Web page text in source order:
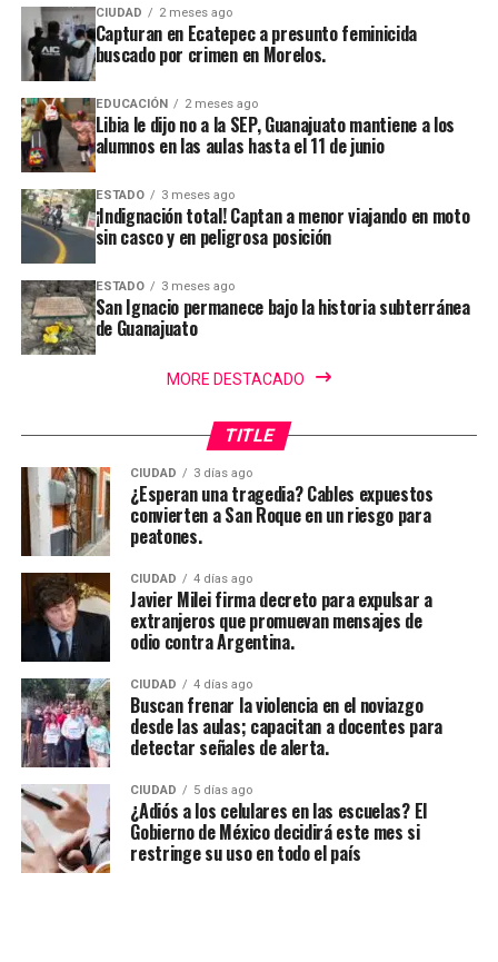
CIUDAD 2 meses ago
Capturan en Ecatepec a presunto feminicida
buscado por crimen en Morelos.
EDUCACIÓN 2 meses ago
Libia le dijo no a la SEP, Guanajuato mantiene a los
alumnos en las aulas hasta el 11 de junio
ESTADO 3 meses ago
¡Indignación total! Captan a menor viajando en moto
sin casco y en peligrosa posición
ESTADO 3 meses ago
San Ignacio permanece bajo la historia subterránea
de Guanajuato
MORE DESTACADO
TITLE
CIUDAD 3 días ago
¿Esperan una tragedia? Cables expuestos
convierten a San Roque en un riesgo para
peatones.
CIUDAD 4 días ago
Javier Milei firma decreto para expulsar a
extranjeros que promuevan mensajes de
odio contra Argentina.
CIUDAD 4 días ago
Buscan frenar la violencia en el noviazgo
desde las aulas; capacitan a docentes para
detectar señales de alerta.
CIUDAD 5 días ago
¿Adiós a los celulares en las escuelas? El
Gobierno de México decidirá este mes si
restringe su uso en todo el país